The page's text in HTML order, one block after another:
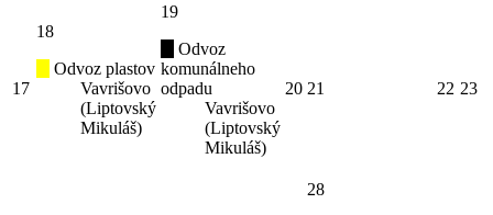
17
18
Odvoz plastov
Vavrišovo
(Liptovský
Mikuláš)
19
Odvoz
komunálneho
odpadu
Vavrišovo
(Liptovský
Mikuláš)
20 21 22 23
28